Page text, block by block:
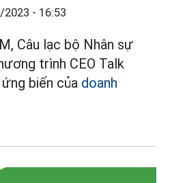
- 16:53
Câu lạc bộ Nhân sự
trình CEO Talk
biến của doanh